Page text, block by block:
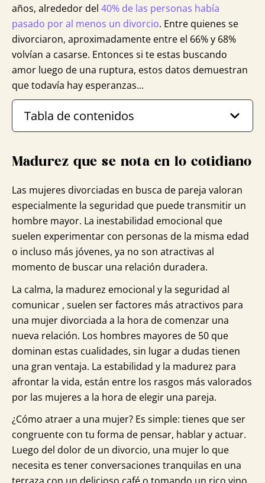
años, alrededor del 40% de las personas había
pasado por al menos un divorcio. Entre quienes se
divorciaron, aproximadamente entre el 66% y 68%
volvían a casarse. Entonces si te estas buscando
amor luego de una ruptura, estos datos demuestran
que todavía hay esperanzas...
Tabla de contenidos
Madurez que se nota en lo cotidiano
Las mujeres divorciadas en busca de pareja valoran
especialmente la seguridad que puede transmitir un
hombre mayor. La inestabilidad emocional que
suelen experimentar con personas de la misma edad
o incluso más jóvenes, ya no son atractivas al
momento de buscar una relación duradera.
La calma, la madurez emocional y la seguridad al
comunicar , suelen ser factores más atractivos para
una mujer divorciada a la hora de comenzar una
nueva relación. Los hombres mayores de 50 que
dominan estas cualidades, sin lugar a dudas tienen
una gran ventaja. La estabilidad y la madurez para
afrontar la vida, están entre los rasgos más valorados
por las mujeres a la hora de elegir una pareja.
¿Cómo atraer a una mujer? Es simple: tienes que ser
congruente con tu forma de pensar, hablar y actuar.
Luego del dolor de un divorcio, una mujer lo que
necesita es tener conversaciones tranquilas en una